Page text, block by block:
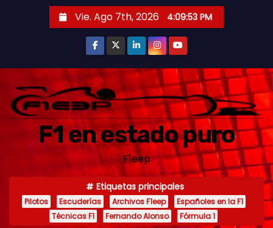
Vie. Ago 7th, 2026 4:09:55 PM
F1 en estado puro
F1eep
Etiquetas principales
Pilotos Escuderías Archivos F1eep
Españoles en la F1
Técnicas F1
Fernando Alonso Fórmula 1